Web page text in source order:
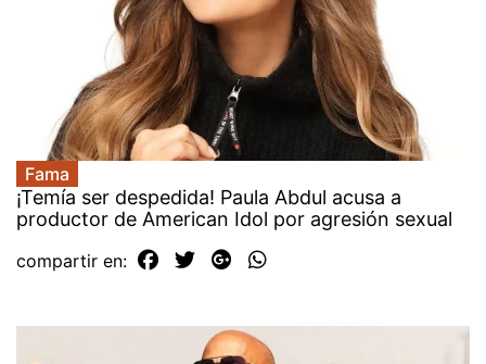
Fama
¡Temía ser despedida! Paula Abdul acusa a
productor de American Idol por agresión sexual
compartir en: